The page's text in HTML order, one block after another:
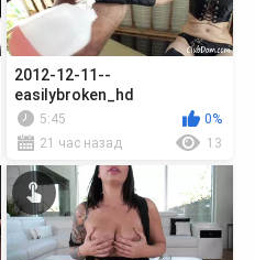
2012-12-11--
easilybroken_hd
5:45
0%
21 час назад
13